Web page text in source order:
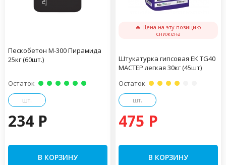
Пескобетон М-300 Пирамида
25кг (60шт.)
Остаток
шт.
234 P
В КОРЗИНУ
🔥 Цена на эту позицию
снижена
Штукатурка гипсовая ЕК TG40
МАСТЕР легкая 30кг (45шт)
Остаток
шт.
475 P
В КОРЗИНУ